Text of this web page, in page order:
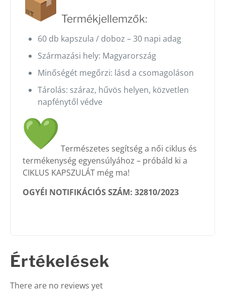
Termékjellemzők:
60 db kapszula / doboz – 30 napi adag
Származási hely: Magyarország
Minőségét megőrzi: lásd a csomagoláson
Tárolás: száraz, hűvös helyen, közvetlen
napfénytől védve
Természetes segítség a női ciklus és
termékenység egyensúlyához – próbáld ki a
CIKLUS KAPSZULÁT még ma!
OGYÉI NOTIFIKÁCIÓS SZÁM: 32810/2023
Értékelések
There are no reviews yet